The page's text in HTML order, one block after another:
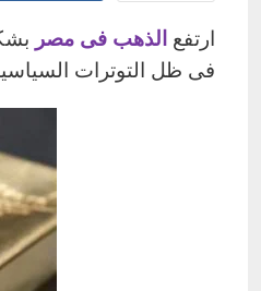
ارتفع الذهب فى مصر
فى ظل التوترات السياسية